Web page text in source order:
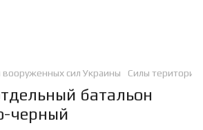
вооруженных сил Украины Силы
батальон
черный